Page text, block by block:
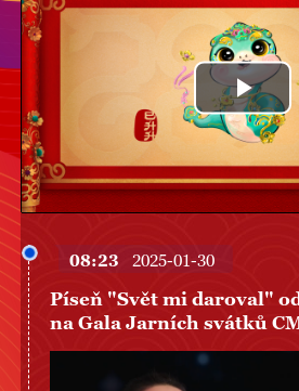
08:23 2025-01-30
Píseň "Svět mi daroval"
na Gala Jarních svátků